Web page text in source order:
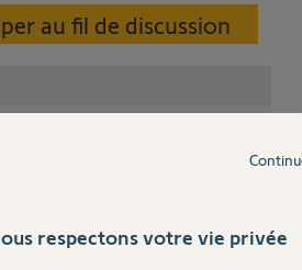
au fil de discussion
avec le système Protexiom 3.
de s'y retrouver.
respectons votre vie privée